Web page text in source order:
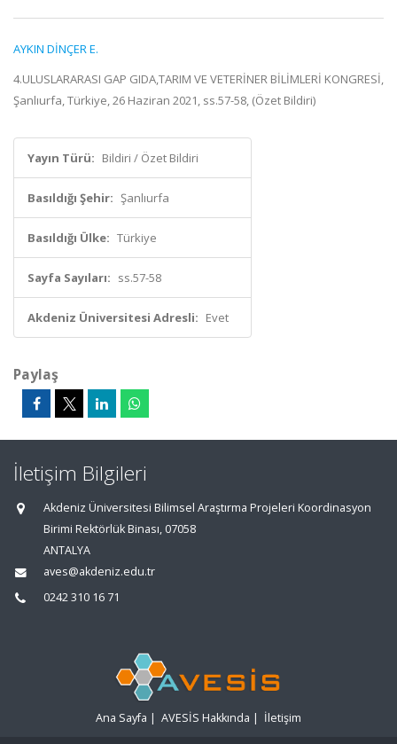
AYKIN DİNÇER E.
4.ULUSLARARASI GAP GIDA,TARIM VE VETERİNER BİLİMLERİ KONGRESİ,
Şanlıurfa, Türkiye, 26 Haziran 2021, ss.57-58, (Özet Bildiri)
Yayın Türü: Bildiri / Özet Bildiri
Basıldığı Şehir: Şanlıurfa
Basıldığı Ülke: Türkiye
Sayfa Sayıları: ss.57-58
Akdeniz Üniversitesi Adresli: Evet
Paylaş
İletişim Bilgileri
Akdeniz Üniversitesi Bilimsel Araştırma Projeleri Koordinasyon
Birimi Rektörlük Binası, 07058
ANTALYA
aves@akdeniz.edu.tr
0242 310 16 71
Ana Sayfa | AVESİS Hakkında | İletişim